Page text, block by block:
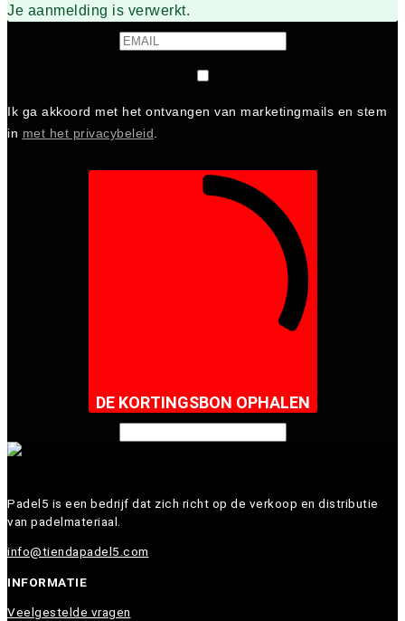
Je aanmelding is verwerkt.
Ik ga akkoord met het ontvangen van marketingmails en stem
in met het privacybeleid
DE KORTINGSBON OPHALEN
Padel5 is een bedrijf dat zich richt op de verkoop en distributie
van padelmateriaal.
info@tiendapadel5.com
INFORMATIE
Veelgestelde vragen